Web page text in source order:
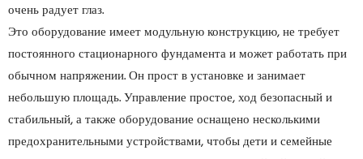
очень радует глаз.
Это оборудование имеет модульную конструкцию, не требует
постоянного стационарного фундамента и может работать при
обычном напряжении. Он прост в установке и занимает
небольшую площадь. Управление простое, ход безопасный и
стабильный, а также оборудование оснащено несколькими
предохранительными устройствами, чтобы дети и семейные